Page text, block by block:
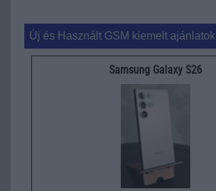
Új és Használt GSM kiemelt ajánlatok
Samsung Galaxy S26